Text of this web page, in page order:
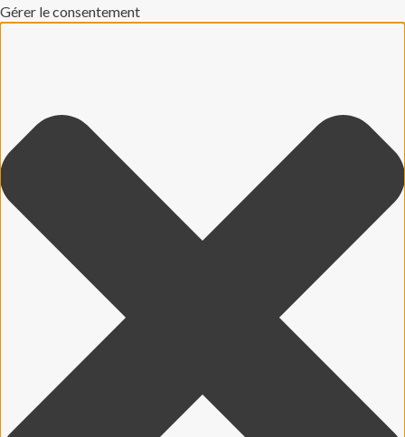
Gérer le consentement